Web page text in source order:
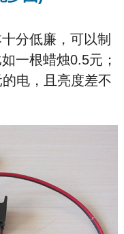
分低廉，可以制
一根蜡烛0.5元；
电，且亮度差不